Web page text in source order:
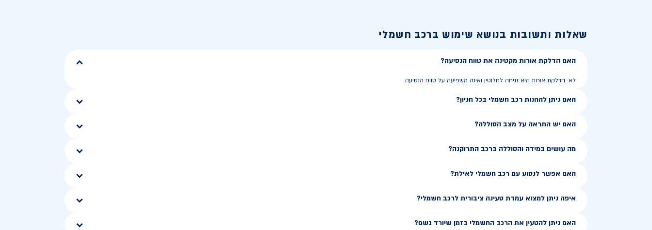
שאלות ותשובות בנושא שימוש ברכב חשמלי
האם הדלקת אורות מקטינה את טווח הנסיעה?
לא. הדלקת אורות היא זניחה לחלוטין ואינה משפיעה על טווח הנסיעה
האם ניתן להחנות רכב חשמלי בכל חניון?
האם יש התראה על מצב הסוללה?
מה עושים במידה והסוללה ברכב התרוקנה?
האם אפשר לנסוע עם רכב חשמלי לאילת?
איפה ניתן למצוא עמדת טעינה ציבורית לרכב חשמלי?
האם ניתן להטעין את הרכב החשמלי בזמן שיורד גשם?